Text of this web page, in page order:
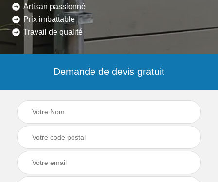
Artisan passionné
Prix imbattable
Travail de qualité
Demande de devis gratuit